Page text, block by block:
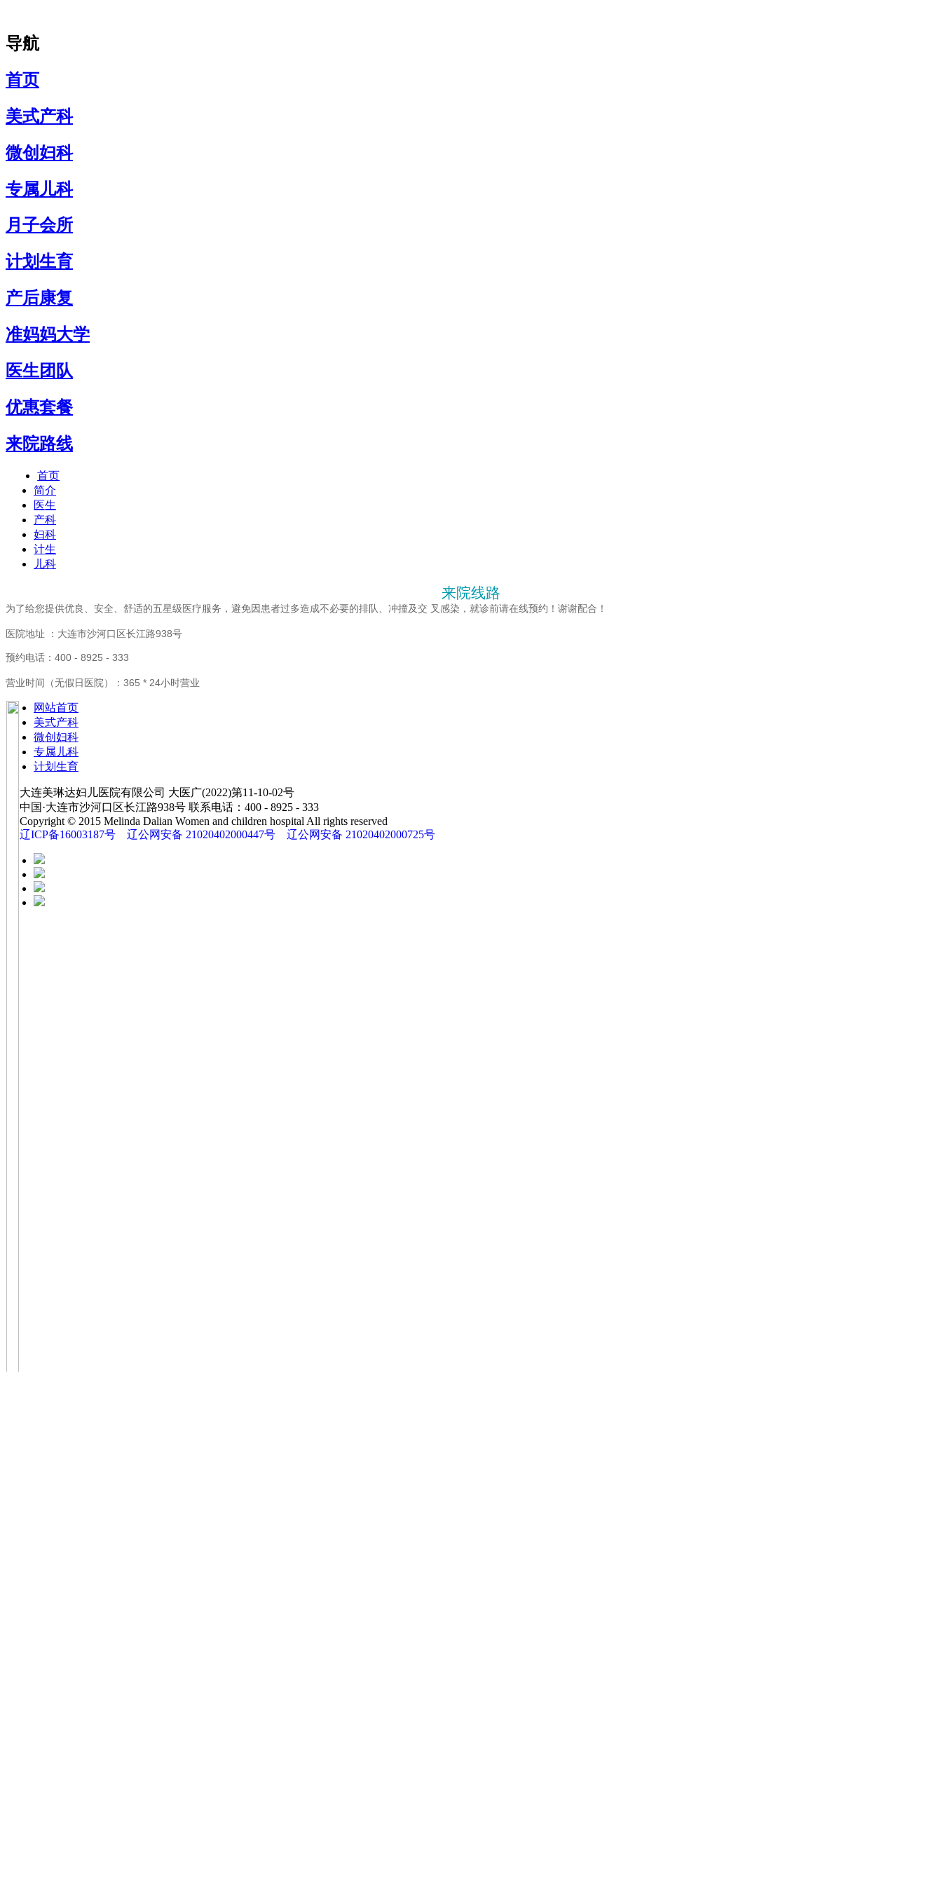
导航
首页
美式产科
微创妇科
专属儿科
月子会所
计划生育
产后康复
准妈妈大学
医生团队
优惠套餐
来院路线
首页
简介
医生
产科
妇科
计生
儿科
来院线路
为了给您提供优良、安全、舒适的五星级医疗服务，避免因患者过多造成不必要的排队、冲撞及交 叉感染，就诊前请在线预约！谢谢配合！
医院地址 ：大连市沙河口区长江路938号
预约电话：400 - 8925 - 333
营业时间（无假日医院）：365 * 24小时营业
网站首页
美式产科
微创妇科
专属儿科
计划生育
大连美琳达妇儿医院有限公司 大医广(2022)第11-10-02号
中国·大连市沙河口区长江路938号 联系电话：400 - 8925 - 333
Copyright © 2015 Melinda Dalian Women and children hospital All rights reserved
辽ICP备16003187号
辽公网安备 21020402000447号 辽公网安备 21020402000725号